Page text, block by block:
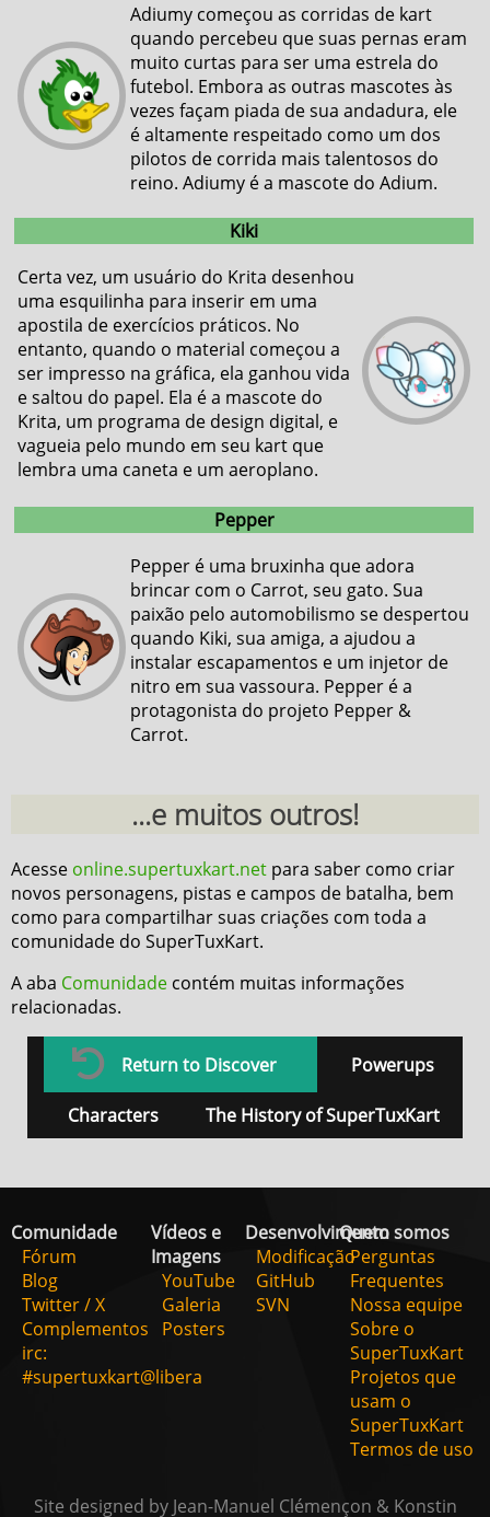
Adiumy começou as corridas de kart
quando percebeu que suas pernas eram
muito curtas para ser uma estrela do
futebol. Embora as outras mascotes às
vezes façam piada de sua andadura, ele
é altamente respeitado como um dos
pilotos de corrida mais talentosos do
reino. Adiumy é a mascote do Adium.
Kiki
Certa vez, um usuário do Krita desenhou
uma esquilinha para inserir em uma
apostila de exercícios práticos. No
entanto, quando o material começou a
ser impresso na gráfica, ela ganhou vida
e saltou do papel. Ela é a mascote do
Krita, um programa de design digital, e
vagueia pelo mundo em seu kart que
lembra uma caneta e um aeroplano.
Pepper
Pepper é uma bruxinha que adora
brincar com o Carrot, seu gato. Sua
paixão pelo automobilismo se despertou
quando Kiki, sua amiga, a ajudou a
instalar escapamentos e um injetor de
nitro em sua vassoura. Pepper é a
protagonista do projeto Pepper &
Carrot.
...e muitos outros!
Acesse online.supertuxkart.net para saber como criar
novos personagens, pistas e campos de batalha, bem
como para compartilhar suas criações com toda a
comunidade do SuperTuxKart.
A aba Comunidade contém muitas informações
relacionadas.
Return to Discover Powerups
Characters The History of SuperTuxKart
Comunidade
Fórum
Blog
Twitter / X
Complementos
irc:
#supertuxkart@libera
Vídeos e
Imagens
YouTube
Galeria
Posters
Desenvolvimento
Modificação
GitHub
SVN
Quem somos
Perguntas
Frequentes
Nossa equipe
Sobre o
SuperTuxKart
Projetos que
usam o
SuperTuxKart
Termos de uso
Site designed by Jean-Manuel Clémençon & Konstin